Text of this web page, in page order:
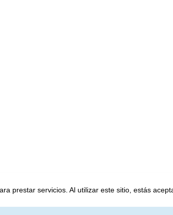
prestar servicios. Al utilizar este sitio, estás